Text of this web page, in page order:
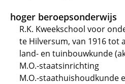
hoger beroepsonderwijs
R.K. Kweekschool voor
te Hilversum, van 1916 tot
land- en tuinbouwkunde
M.O.-staatsinrichting
M.O.-staathuishoudkunde